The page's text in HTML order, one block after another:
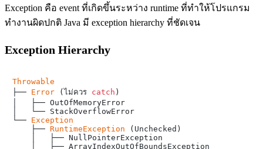
Exception คือ event ที่เกิดขึ้นระหว่าง runtime ที่ทำให้โปรแกรม
ทำงานผิดปกติ Java มี exception hierarchy ที่ชัดเจน
Exception Hierarchy
Throwable
├── Error (ไม่ควร catch )
│   ├── OutOfMemoryError
│   └── StackOverflowError
└── Exception
    ├──
RuntimeException (Unchecked)
    │   ├── NullPointerException
    │   ├── ArrayIndexOutOfBoundsException